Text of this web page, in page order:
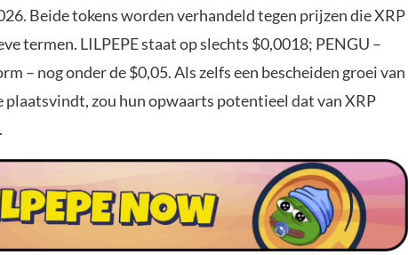
Beide tokens worden verhandeld tegen prijzen die XRP
termen. LILPEPE staat op slechts $0,0018; PENGU –
– nog onder de $0,05. Als zelfs een bescheiden groei van
zou hun opwaarts potentieel dat van XRP